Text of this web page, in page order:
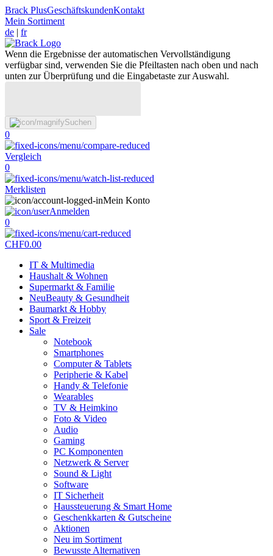
Brack PlusGeschäftskundenKontakt
Mein Sortiment
de | fr
Wenn die Ergebnisse der automatischen Vervollständigung
verfügbar sind, verwenden Sie die Pfeiltasten nach oben und nach
unten zur Überprüfung und die Eingabetaste zur Auswahl.
Suchen
0
Vergleich
0
Merklisten
Mein Konto
Anmelden
0
CHF0.00
IT & Multimedia
Haushalt & Wohnen
Supermarkt & Familie
NeuBeauty & Gesundheit
Baumarkt & Hobby
Sport & Freizeit
Sale
Notebook
Smartphones
Computer & Tablets
Peripherie & Kabel
Handy & Telefonie
Wearables
TV & Heimkino
Foto & Video
Audio
Gaming
PC Komponenten
Netzwerk & Server
Sound & Light
Software
IT Sicherheit
Haussteuerung & Smart Home
Geschenkkarten & Gutscheine
Aktionen
Neu im Sortiment
Bewusste Alternativen